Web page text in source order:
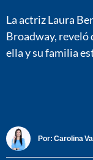
La actriz Laura
Broadway, reveló
ella y su familia
Por: Carolina